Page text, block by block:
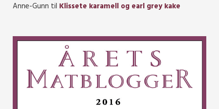
Anne-Gunn til Klissete karamell og earl grey kake